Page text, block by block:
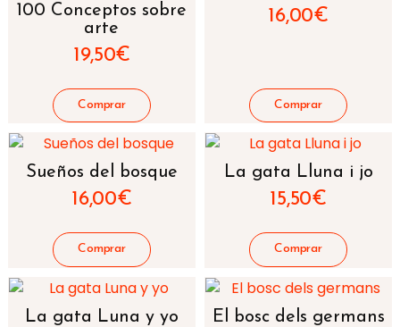
100 Conceptos sobre
arte
19,50€
16,00€
Sueños del bosque
16,00€
La gata Lluna i jo
15,50€
La gata Luna y yo El bosc dels germans